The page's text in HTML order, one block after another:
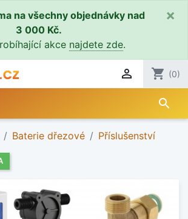
na všechny objednávky nad
3 000 Kč.
akce najdete zde.
×
 shopping_cart (0)
search
Baterie dřezové Příslušenství